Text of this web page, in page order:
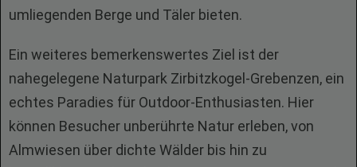
umliegenden Berge und Täler bieten.
Ein weiteres bemerkenswertes Ziel ist der
nahegelegene Naturpark Zirbitzkogel-Grebenzen, ein
echtes Paradies für Outdoor-Enthusiasten. Hier
können Besucher unberührte Natur erleben, von
Almwiesen über dichte Wälder bis hin zu